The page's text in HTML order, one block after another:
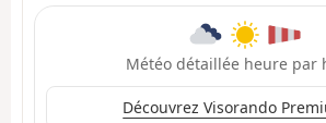
Météo détaillée heure par
Découvrez Visorando